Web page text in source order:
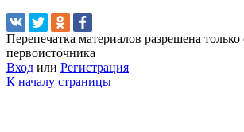
Перепечатка материалов разрешена только
первоисточника
Вход или Регистрация
К началу страницы